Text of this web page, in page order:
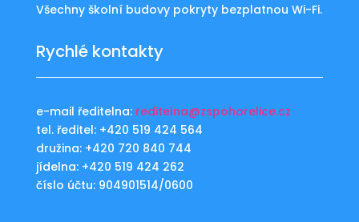
Všechny školní budovy pokryty bezplatnou Wi-Fi.
Rychlé kontakty
e-mail ředitelna: reditelna@zspohorelice.cz
tel. ředitel: +420 519 424 564
družina: +420 720 840 744
jídelna: +420 519 424 262
číslo účtu: 904901514/0600